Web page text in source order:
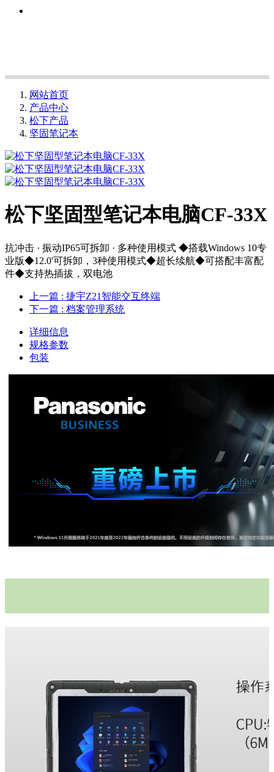
网站首页
产品中心
松下产品
坚固笔记本
松下坚固型笔记本电脑CF-33X
抗冲击 · 振动IP65可拆卸 · 多种使用模式 ◆搭载Windows 10专
业版◆12.0'可拆卸，3种使用模式◆超长续航◆可搭配丰富配
件◆支持热插拔，双电池
上一篇 : 捷宇Z21智能交互终端
下一篇 : 档案管理系统
详细信息
规格参数
包装